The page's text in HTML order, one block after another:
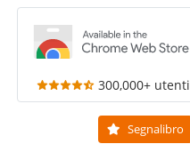
300,000+ utenti
Segnalibro